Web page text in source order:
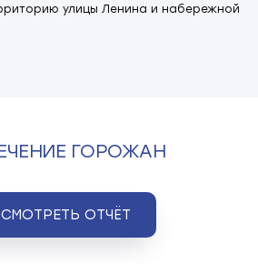
улицы Ленина и набережной
ГОРОЖАН
ОТЧЁТ
исследование